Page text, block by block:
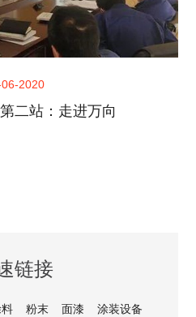
2020
二站：走进万向
链接
粉末 面漆
涂装设备